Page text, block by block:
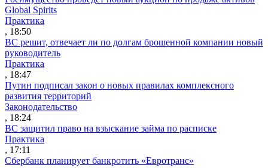
Global Spirits
Практика
, 18:50
ВС решит, отвечает ли по долгам брошенной компании новый
руководитель
Практика
, 18:47
Путин подписал закон о новых правилах комплексного
развития территорий
Законодательство
, 18:24
ВС защитил право на взыскание займа по расписке
Практика
, 17:11
Сбербанк планирует банкротить «Евротранс»